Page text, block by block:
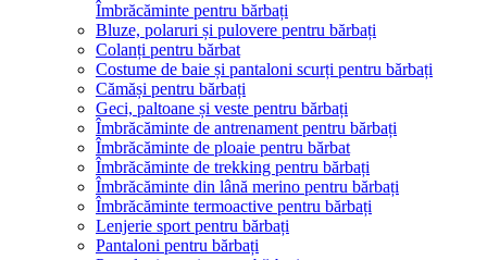
Îmbrăcăminte pentru bărbați
Bluze, polaruri și pulovere pentru bărbați
Colanți pentru bărbat
Costume de baie și pantaloni scurți pentru bărbați
Cămăși pentru bărbați
Geci, paltoane și veste pentru bărbați
Îmbrăcăminte de antrenament pentru bărbați
Îmbrăcăminte de ploaie pentru bărbat
Îmbrăcăminte de trekking pentru bărbați
Îmbrăcăminte din lână merino pentru bărbați
Îmbrăcăminte termoactive pentru bărbați
Lenjerie sport pentru bărbați
Pantaloni pentru bărbați